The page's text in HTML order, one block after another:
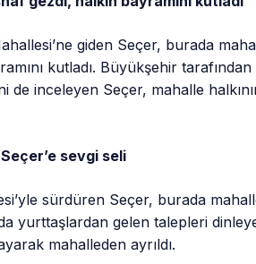
giden Seçer, burada
kutladı. Büyükşehir tarafından
de inceleyen Seçer, mahalle
sevgi seli
sürdüren Seçer, burada
yurttaşlardan gelen talepleri
mahalleden ayrıldı.